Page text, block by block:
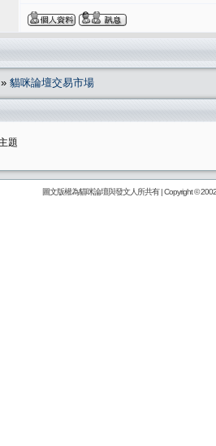
» 貓咪論壇交易市場
題
圖文版權為貓咪論壇與發文人所共有 | Copyright ©